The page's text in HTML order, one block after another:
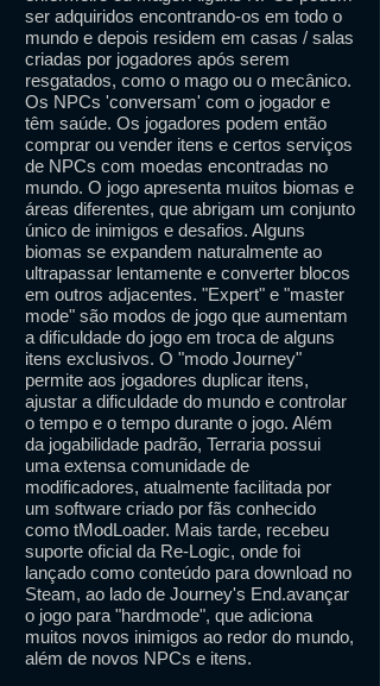
ser adquiridos encontrando-os em todo o
mundo e depois residem em casas / salas
criadas por jogadores após serem
resgatados, como o mago ou o mecânico.
Os NPCs 'conversam' com o jogador e
têm saúde. Os jogadores podem então
comprar ou vender itens e certos serviços
de NPCs com moedas encontradas no
mundo. O jogo apresenta muitos biomas e
áreas diferentes, que abrigam um conjunto
único de inimigos e desafios. Alguns
biomas se expandem naturalmente ao
ultrapassar lentamente e converter blocos
em outros adjacentes. "Expert" e "master
mode" são modos de jogo que aumentam
a dificuldade do jogo em troca de alguns
itens exclusivos. O "modo Journey"
permite aos jogadores duplicar itens,
ajustar a dificuldade do mundo e controlar
o tempo e o tempo durante o jogo. Além
da jogabilidade padrão, Terraria possui
uma extensa comunidade de
modificadores, atualmente facilitada por
um software criado por fãs conhecido
como tModLoader. Mais tarde, recebeu
suporte oficial da Re-Logic, onde foi
lançado como conteúdo para download no
Steam, ao lado de Journey's End.avançar
o jogo para "hardmode", que adiciona
muitos novos inimigos ao redor do mundo,
além de novos NPCs e itens.